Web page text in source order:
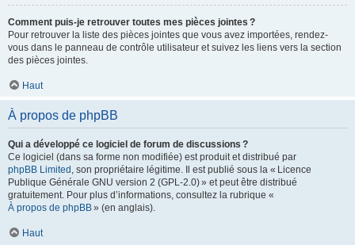
Comment puis-je retrouver toutes mes pièces jointes ?
Pour retrouver la liste des pièces jointes que vous avez importées, rendez-
vous dans le panneau de contrôle utilisateur et suivez les liens vers la section
des pièces jointes.
Haut
À propos de phpBB
Qui a développé ce logiciel de forum de discussions ?
Ce logiciel (dans sa forme non modifiée) est produit et distribué par
phpBB Limited , son propriétaire légitime. Il est publié sous la « Licence
Publique Générale GNU version 2 (GPL-2.0) » et peut être distribué
gratuitement. Pour plus d’informations, consultez la rubrique «
À propos de phpBB» (en anglais).
Haut